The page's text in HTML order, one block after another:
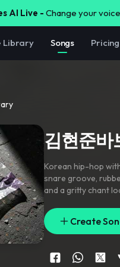
AI Live - Change your
Library Songs Pricing
김현준바
Korean hip-hop
snare groove,
and a gritty chant
is dry and close-
words ,tape-stop
low-end snap.
Create